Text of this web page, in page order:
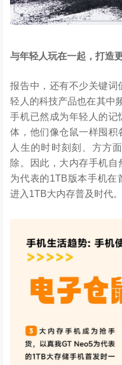
与年轻人玩在一起，打造
报告中，还有不少关键
轻人的科技产品也在其中
手机已然成为年轻人的记
体，他们像仓鼠一样囤
人生的时时刻刻、方方
除。因此，大内存手机
为代表的1TB版本手机在
进入1TB大内存普及时代。